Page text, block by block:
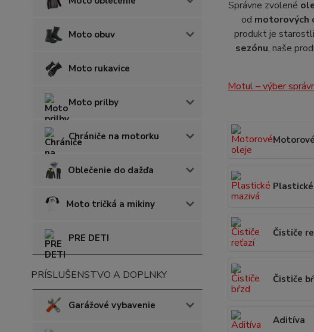
Moto obuv
Moto rukavice
Moto prilby
Chrániče na motorku
Oblečenie do dažďa
Moto tričká a mikiny
PRE DETI
PRÍSLUŠENSTVO A DOPLNKY
Garážové vybavenie
Správne zvolené
od motorových
produkt je
sezónu, naše
Motul – výber
Čističe
Čističe
Aditíva